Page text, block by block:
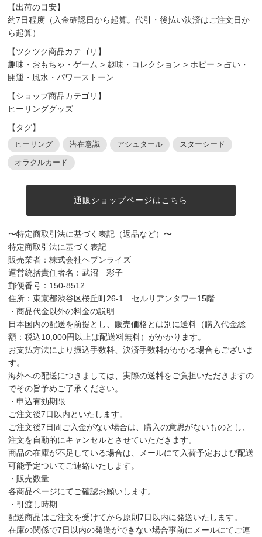
【出荷の目安】
約7日程度（入金確認日から起算。代引・後払い決済はご注文日か
ら起算）
【ツクツク商品カテゴリ】
趣味・おもちゃ・ゲーム > 趣味・コレクション > ホビー >占い・
開運・風水・パワーストーン
【ショップ商品カテゴリ】
ヒーリンググッズ
【タグ】
ヒーリング 潜在意識 アシュタール スターシード
オラクルカード
通販ショップページはこちら
〜特定商取引法に基づく表記（返品など）〜
特定商取引法に基づく表記
販売業者：株式会社ヘブンライズ
運営統括責任者名：武沼 彩子
郵便番号：150-8512
住所：東京都渋谷区桜丘町26-1 セルリアンタワー15階
・商品代金以外の料金の説明
日本国内の配送を前提とし、販売価格とは別に送料（購入代金総
額：税込10,000円以上は配送料無料）がかかります。
お支払方法により振込手数料、決済手数料がかかる場合もございま
す。
海外への配送につきましては、実際の送料をご負担いただきますの
でその旨予めご了承ください。
・申込有効期限
ご注文後7日以内といたします。
ご注文後7日間ご入金がない場合は、購入の意思がないものとし、
注文を自動的にキャンセルとさせていただきます。
商品の在庫が不足している場合は、メールにて入荷予定および配送
可能予定ついてご連絡いたします。
・販売数量
各商品ページにてご確認お願いします。
・引渡し時期
配送商品はご注文を受けてから原則7日以内に発送いたします。
在庫の関係で7日以内の発送ができない場合事前にメールにてご連